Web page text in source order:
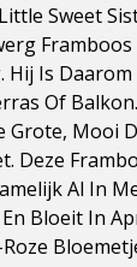
Sweet
Hij Is
Of
Grote, Mooi
Deze
Al In
Bloeit In